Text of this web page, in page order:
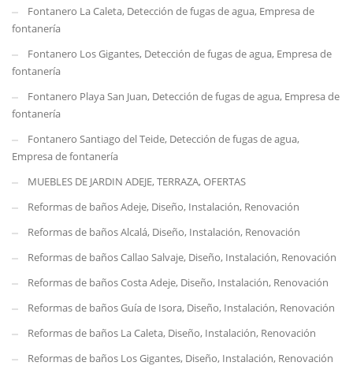
Fontanero La Caleta, Detección de fugas de agua, Empresa de
fontanería
Fontanero Los Gigantes, Detección de fugas de agua, Empresa de
fontanería
Fontanero Playa San Juan, Detección de fugas de agua, Empresa de
fontanería
Fontanero Santiago del Teide, Detección de fugas de agua,
Empresa de fontanería
MUEBLES DE JARDIN ADEJE, TERRAZA, OFERTAS
Reformas de baños Adeje, Diseño, Instalación, Renovación
Reformas de baños Alcalá, Diseño, Instalación, Renovación
Reformas de baños Callao Salvaje, Diseño, Instalación, Renovación
Reformas de baños Costa Adeje, Diseño, Instalación, Renovación
Reformas de baños Guía de Isora, Diseño, Instalación, Renovación
Reformas de baños La Caleta, Diseño, Instalación, Renovación
Reformas de baños Los Gigantes, Diseño, Instalación, Renovación